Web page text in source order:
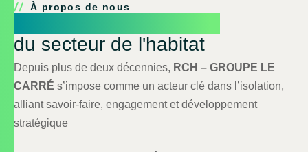
À propos de nous
du secteur de l'habitat
Depuis plus de deux décennies, RCH – GROUPE LE
CARRÉ s’impose comme un acteur clé dans l’isolation,
alliant savoir-faire, engagement et développement
stratégique